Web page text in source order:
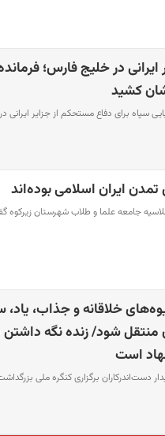
در خلیج فارس؛
کشید
سپاه برای دفاع مستحکم از جزایر
ایران اسلامی بوده‌اند
جامعه علما و طلاب شهرستان زیرکوه
خلاقانه و جذاب،
شود/ زنده نگه داشتن
است
دست‌اندرکاران برگزاری کنگره ملی